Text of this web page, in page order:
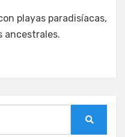
playas paradisíacas,
ancestrales.